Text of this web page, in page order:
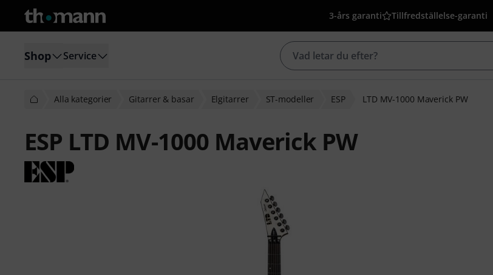
3-års garanti Tillfredställelse-garanti
Shop Service
Alla kategorier Gitarrer & basar Elgitarrer ST-modeller ESP LTD MV-1000 Maverick PW
ESP LTD MV-1000 Maverick PW